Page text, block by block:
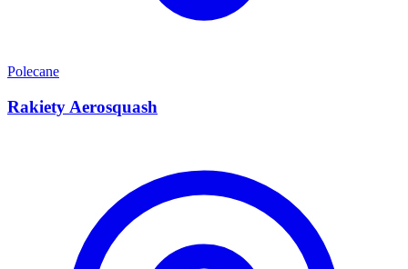
Polecane
Rakiety Aerosquash